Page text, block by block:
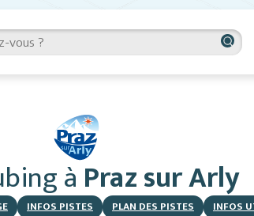
à Praz sur Arly
INFOS PISTES PLAN DES PISTES INFOS